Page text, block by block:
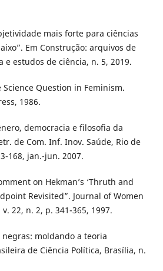
mais forte para ciências
Em Construção: arquivos de
estudos de ciência, n. 5, 2019.
Science Question in Feminism.
1986.
democracia e filosofia da
de Com. Inf. Inov. Saúde, Rio de
168, jan.-jun. 2007.
on Hekman’s ‘Thruth and
Revisited”. Journal of Women
22, n. 2, p. 341-365, 1997.
moldando a teoria
de Ciência Política, Brasília, n.